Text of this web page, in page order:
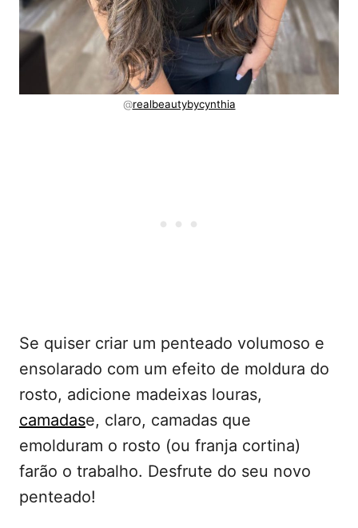
@realbeautybycynthia
Se quiser criar um penteado volumoso e
ensolarado com um efeito de moldura do
rosto, adicione madeixas louras,
camadase, claro, camadas que
emolduram o rosto (ou franja cortina)
farão o trabalho. Desfrute do seu novo
penteado!